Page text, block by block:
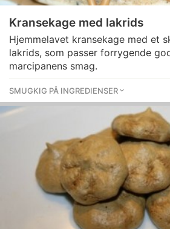
Kransekage med lakrids
Hjemmelavet kransekage med et
lakrids, som passer forrygende
marcipanens smag.
SMUGKIG PÅ INGREDIENSER